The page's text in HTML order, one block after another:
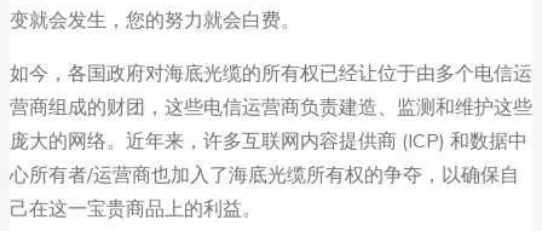
变就会发生，您的努力就会白费。
如今，各国政府对海底光缆的所有权已经让位于由多个电信运
营商组成的财团，这些电信运营商负责建造、监测和维护这些
庞大的网络。近年来，许多互联网内容提供商 (ICP) 和数据中
心所有者/运营商也加入了海底光缆所有权的争夺，以确保自
己在这一宝贵商品上的利益。